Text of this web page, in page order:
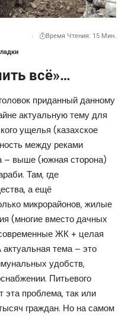
Время Чтения: 15 Мин.
всё»…
приданный данному
актуальную тему для
ущелья (казахское
между реками
– выше (южная сторона)
Там, где
а ещё
микрорайонов, жилые
(многие вместо дачных
ЖК + целая
актуальная тема – это
удобств,
Питьевого
проблема, так или
граждан. Но на самом